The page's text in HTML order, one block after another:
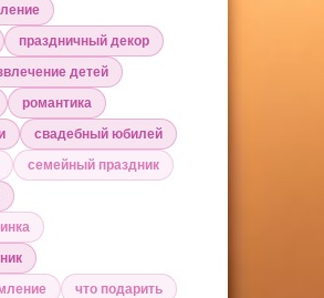
праздничный декор
детей
романтика
свадебный юбилей
семейный праздник
что подарить